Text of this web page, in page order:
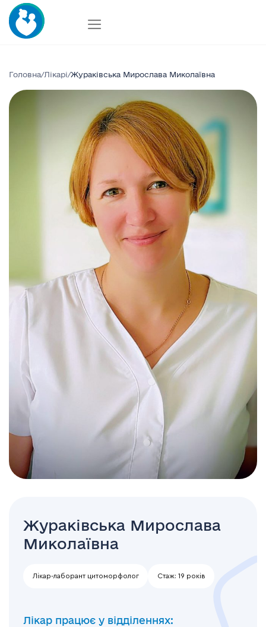
Skip
to
content
Головна/Лікарі/Жураківська Мирослава Миколаївна
Жураківська Мирослава
Миколаївна
Лікар-лаборант цитоморфолог Стаж: 19 років
Лікар працює у відділеннях: